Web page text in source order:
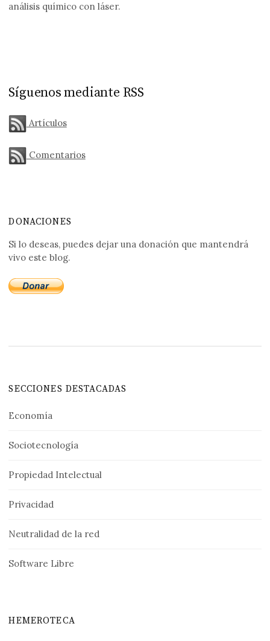
análisis químico con láser.
Síguenos mediante RSS
Artículos
Comentarios
DONACIONES
Si lo deseas, puedes dejar una donación que mantendrá
vivo este blog.
SECCIONES DESTACADAS
Economía
Sociotecnología
Propiedad Intelectual
Privacidad
Neutralidad de la red
Software Libre
HEMEROTECA